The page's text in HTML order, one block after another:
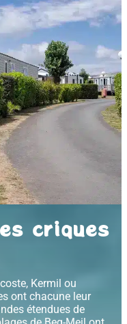
criques
Kermil ou
ont chacune leur
étendues de